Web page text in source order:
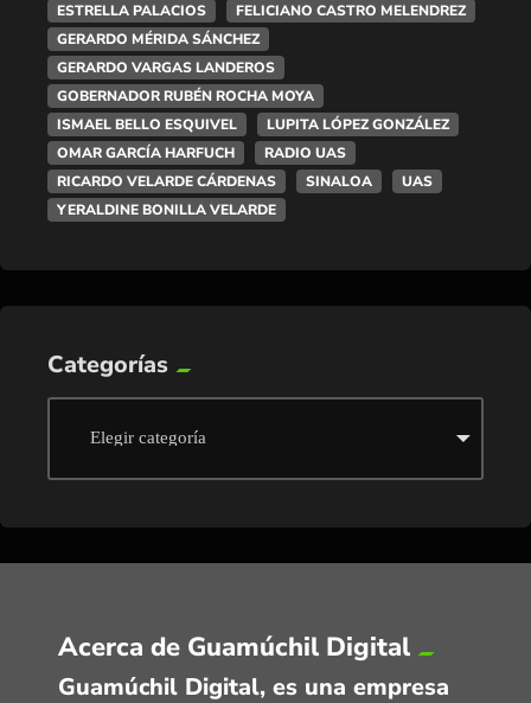
ESTRELLA PALACIOS
FELICIANO CASTRO MELENDREZ
GERARDO MÉRIDA SÁNCHEZ
GERARDO VARGAS LANDEROS
GOBERNADOR RUBÉN ROCHA MOYA
ISMAEL BELLO ESQUIVEL
LUPITA LÓPEZ GONZÁLEZ
OMAR GARCÍA HARFUCH
RADIO UAS
RICARDO VELARDE CÁRDENAS
SINALOA
UAS
YERALDINE BONILLA VELARDE
Categorías
Acerca de Guamúchil Digital
Guamúchil Digital, es una empresa